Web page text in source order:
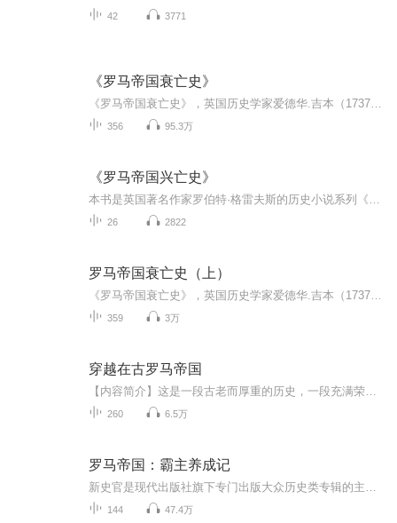
42 3771
《罗马帝国衰亡史》
356 95.3万
《罗马帝国兴亡史》
26 2822
罗马帝国衰亡史（上）
359 3万
穿越在古罗马帝国
260 6.5万
罗马帝国：霸主养成记
144 47.4万